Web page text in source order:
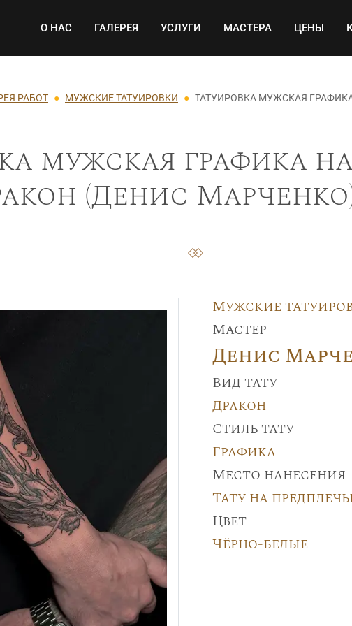
Основная навигация
О НАС ГАЛЕРЕЯ УСЛУГИ МАСТЕРА ЦЕНЫ
РАБОТ МУЖСКИЕ ТАТУИРОВКИ ТАТУИРОВКА МУЖСКАЯ
мужская графика
(Денис Марченко)
Мужские
Мастер
Денис
Вид тату
Дракон
Стиль тату
Графика
Место нанесения
Тату на
Цвет
Чёрно-белые